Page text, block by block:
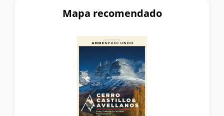
Mapa recomendado